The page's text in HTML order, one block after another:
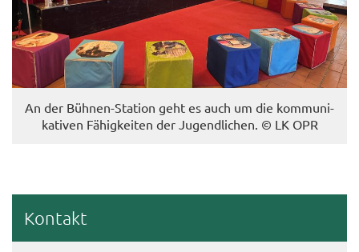
An der Bühnen-​Station geht es auch um die kom­mu­ni­
ka­ti­ven Fä­hig­kei­ten der Ju­gend­li­chen. © LK OPR
Kon­takt